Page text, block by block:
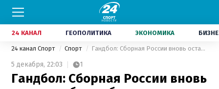
24 КАНАЛ ГЕОПОЛИТИКА ЭКОНОМИКА
24 канал Спорт Спорт Гандбол: Сборная России вновь осталась без победы
5 декабря, 22:03 1
Гандбол: Сборная России вновь